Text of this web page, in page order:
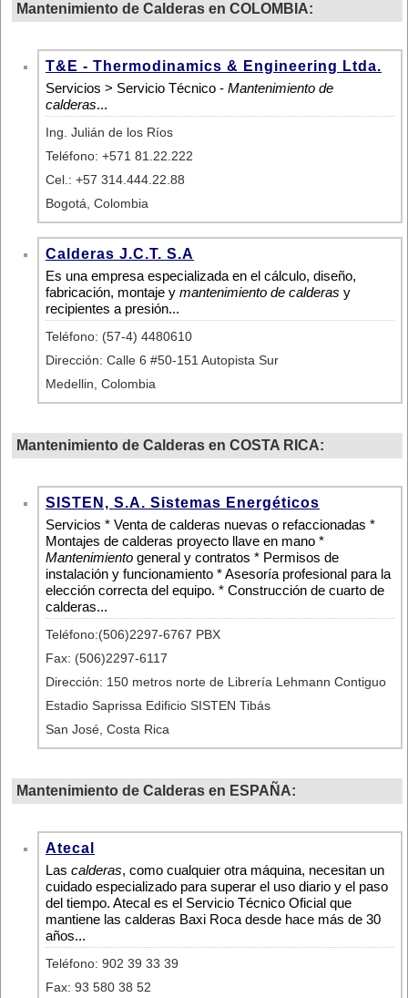
Mantenimiento de Calderas en COLOMBIA:
T&E - Thermodinamics & Engineering Ltda.
Servicios > Servicio Técnico - Mantenimiento de
calderas...
Ing. Julián de los Ríos
Teléfono: +571 81.22.222
Cel.: +57 314.444.22.88
Bogotá, Colombia
Calderas J.C.T. S.A
Es una empresa especializada en el cálculo, diseño,
fabricación, montaje y mantenimiento de calderas y
recipientes a presión...
Teléfono: (57-4) 4480610
Dirección: Calle 6 #50-151 Autopista Sur
Medellin, Colombia
Mantenimiento de Calderas en COSTA RICA:
SISTEN, S.A. Sistemas Energéticos
Servicios * Venta de calderas nuevas o refaccionadas *
Montajes de calderas proyecto llave en mano *
Mantenimiento general y contratos * Permisos de
instalación y funcionamiento * Asesoría profesional para la
elección correcta del equipo. * Construcción de cuarto de
calderas...
Teléfono:(506)2297-6767 PBX
Fax: (506)2297-6117
Dirección: 150 metros norte de Librería Lehmann Contiguo
Estadio Saprissa Edificio SISTEN Tibás
San José, Costa Rica
Mantenimiento de Calderas en ESPAÑA:
Atecal
Las calderas, como cualquier otra máquina, necesitan un
cuidado especializado para superar el uso diario y el paso
del tiempo. Atecal es el Servicio Técnico Oficial que
mantiene las calderas Baxi Roca desde hace más de 30
años...
Teléfono: 902 39 33 39
Fax: 93 580 38 52